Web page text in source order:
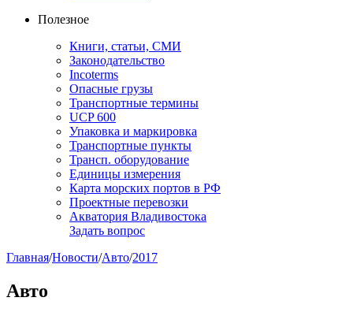
Полезное
Книги, статьи, СМИ
Законодательство
Incoterms
Опасные грузы
Транспортные термины
UCP 600
Упаковка и маркировка
Транспортные пункты
Трансп. оборудование
Единицы измерения
Карта морских портов в РФ
Проектные перевозки
Акватория Владивостока
Задать вопрос
Главная/Новости/Авто/2017
Авто